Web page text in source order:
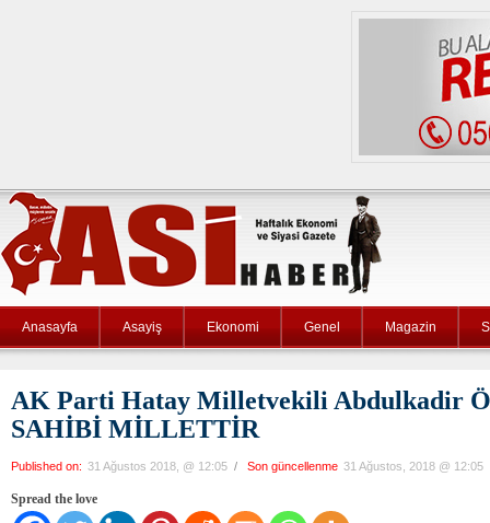
Anasayfa Asayiş Ekonomi Genel Magazin
AK Parti Hatay Milletvekili Abdulkadir
SAHİBİ MİLLETTİR
Published on: 31 Ağustos 2018, @ 12:05 / Son güncellenme 31 Ağustos, 2018 @ 12:05
Spread the love